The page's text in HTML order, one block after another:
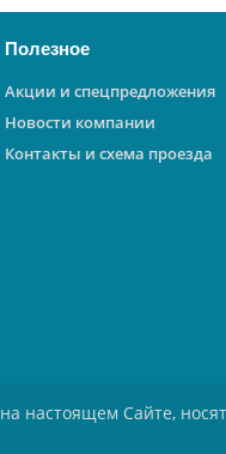
Полезное
Акции и спецпредложения
Новости компании
Контакты и схема проезда
настоящем Сайте,